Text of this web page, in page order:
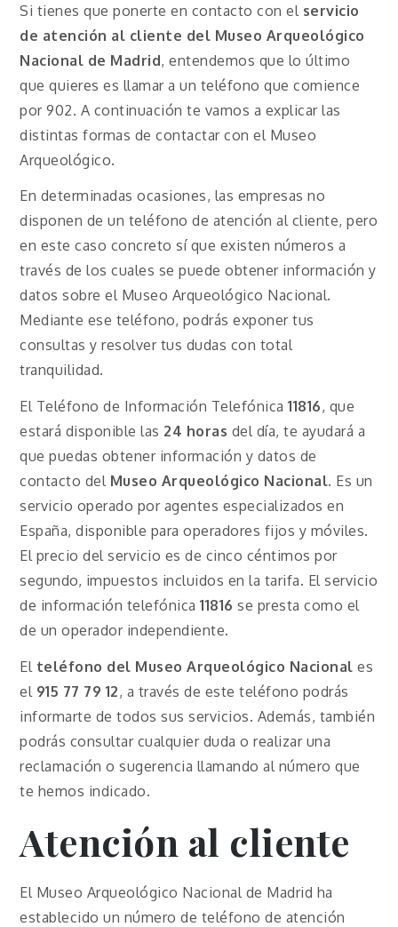
Si tienes que ponerte en contacto con el servicio
de atención al cliente del Museo Arqueológico
Nacional de Madrid, entendemos que lo último
que quieres es llamar a un teléfono que comience
por 902. A continuación te vamos a explicar las
distintas formas de contactar con el Museo
Arqueológico.
En determinadas ocasiones, las empresas no
disponen de un teléfono de atención al cliente, pero
en este caso concreto sí que existen números a
través de los cuales se puede obtener información y
datos sobre el Museo Arqueológico Nacional.
Mediante ese teléfono, podrás exponer tus
consultas y resolver tus dudas con total
tranquilidad.
El Teléfono de Información Telefónica11816, que
estará disponible las 24 horas del día, te ayudará a
que puedas obtener información y datos de
contacto del Museo Arqueológico Nacional. Es un
servicio operado por agentes especializados en
España, disponible para operadores fijos y móviles.
El precio del servicio es de cinco céntimos por
segundo, impuestos incluidos en la tarifa. El servicio
de información telefónica11816se presta como el
de un operador independiente.
El teléfono del Museo Arqueológico Nacional es
el 915 77 79 12, a través de este teléfono podrás
informarte de todos sus servicios. Además, también
podrás consultar cualquier duda o realizar una
reclamación o sugerencia llamando al número que
te hemos indicado.
Atención al cliente
El Museo Arqueológico Nacional de Madrid ha
establecido un número de teléfono de atención